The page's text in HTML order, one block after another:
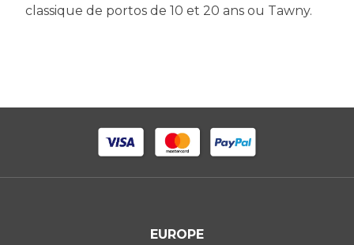
classique de portos de 10 et 20 ans ou Tawny.
EUROPE